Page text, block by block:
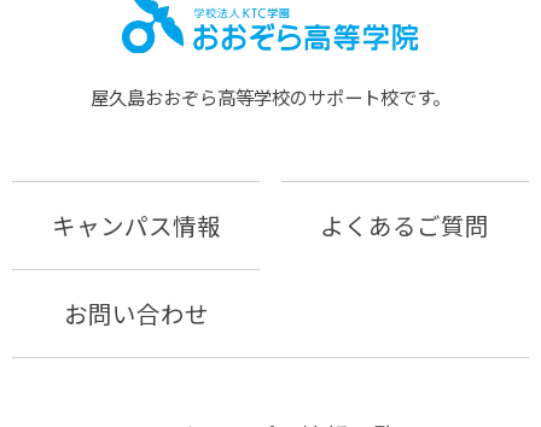
屋久島おおぞら⾼等学校のサポート校です。
キャンパス情報 よくあるご質問
お問い合わせ